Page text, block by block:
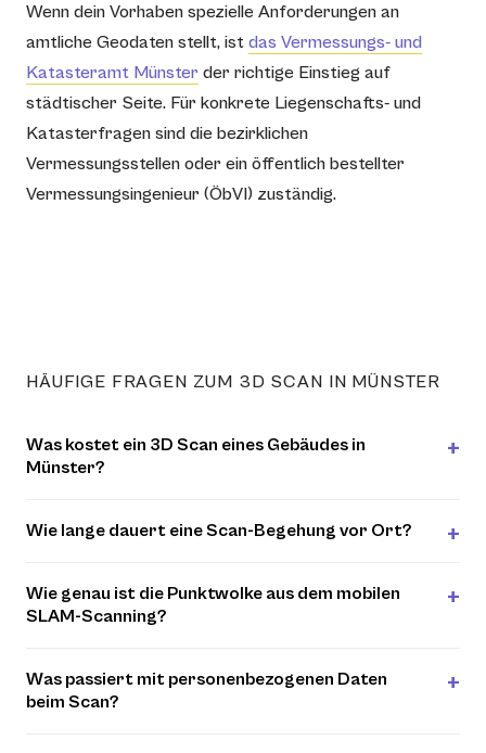
Wenn dein Vorhaben spezielle Anforderungen an
amtliche Geodaten stellt, ist das Vermessungs- und
Katasteramt Münster der richtige Einstieg auf
städtischer Seite. Für konkrete Liegenschafts- und
Katasterfragen sind die bezirklichen
Vermessungsstellen oder ein öffentlich bestellter
Vermessungsingenieur (ÖbVI) zuständig.
HÄUFIGE FRAGEN ZUM 3D SCAN IN MÜNSTER
Was kostet ein 3D Scan eines Gebäudes in
Münster?
Wie lange dauert eine Scan-Begehung vor Ort?
Wie genau ist die Punktwolke aus dem mobilen
SLAM-Scanning?
Was passiert mit personenbezogenen Daten
beim Scan?